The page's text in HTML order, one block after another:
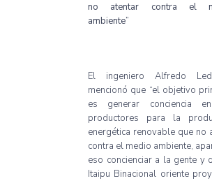
no atentar contra el
ambiente”
El ingeniero Alfredo
mencionó que “el objetivo
es generar conciencia
productores para la
energética renovable que no
contra el medio ambiente,
eso concienciar a la gente y
Itaipu Binacional oriente